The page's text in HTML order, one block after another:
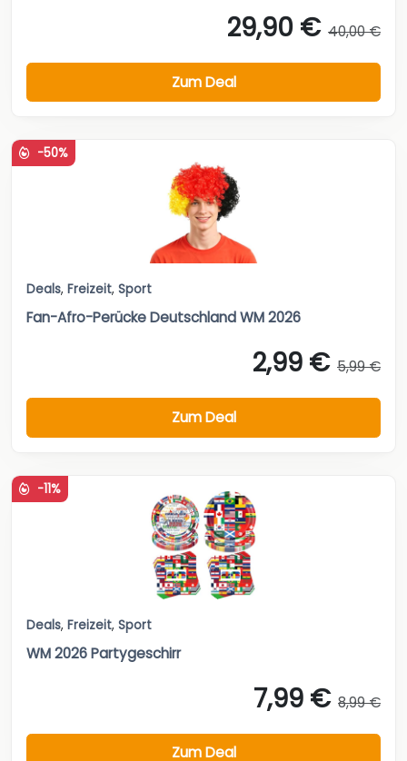
29,90 € 40,00 €
Zum Deal
-50%
Deals, Freizeit, Sport
Fan-Afro-Perücke Deutschland WM 2026
2,99 € 5,99 €
Zum Deal
-11%
Deals, Freizeit, Sport
WM 2026 Partygeschirr
7,99 € 8,99 €
Zum Deal